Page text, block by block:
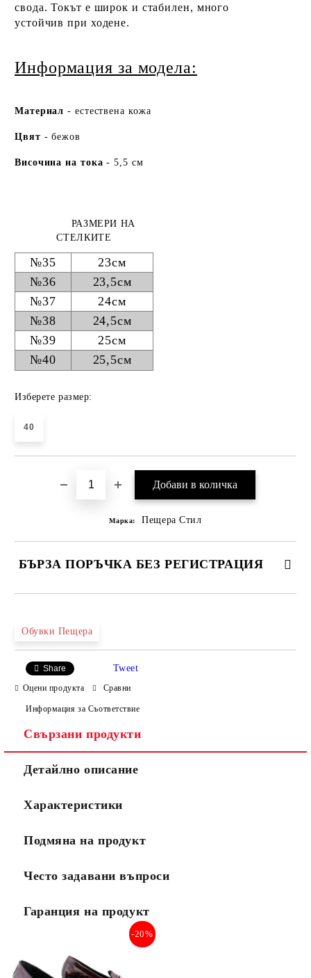
свода. Токът е широк и стабилен, много
устойчив при ходене.
Информация за модела:
Материал- естествена кожа
Цвят - бежов
Височина на тока - 5,5 см
РАЗМЕРИ НА
СТЕЛКИТЕ
№35
23см
№36
23,5см
№37
24см
№38
24,5см
№39
25см
№40
25,5см
Изберете размер:
40
Марка: Пещера Стил
БЪРЗА ПОРЪЧКА БЕЗ РЕГИСТРАЦИЯ
Ние ще се свържем с вас в рамките на работния ден.
Обувки Пещера
Share Tweet
Оцени продукта Сравни
Информация за Съответствие
Свързани продукти
Детайлно описание
Характеристики
Подмяна на продукт
Често задавани въпроси
Гаранция на продукт
-20%